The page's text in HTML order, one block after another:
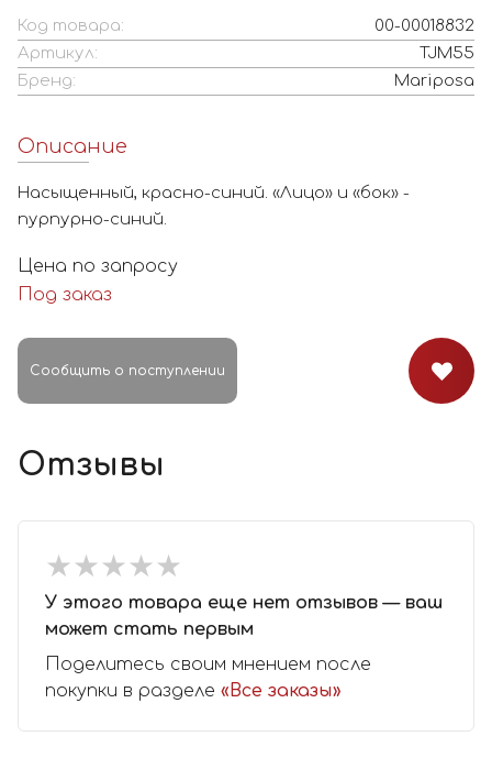
Код товара:
00-00018832
Артикул:
TJM55
Бренд:
Mariposa
Описание
Насыщенный, красно-синий. «Лицо» и «бок» -
пурпурно-синий.
Цена по запросу
Под заказ
Сообщить о поступлении
Отзывы
★★★★★
★★★★★
У этого товара еще нет отзывов — ваш
может стать первым
Поделитесь своим мнением после
покупки в разделе «Все заказы»